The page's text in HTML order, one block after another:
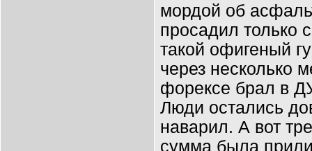
мордой об
просадил только
такой офигеный
через несколько
форексе брал в
Люди остались
наварил. А вот
сумма была